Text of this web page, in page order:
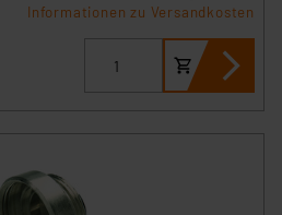
Informationen zu Versandkosten